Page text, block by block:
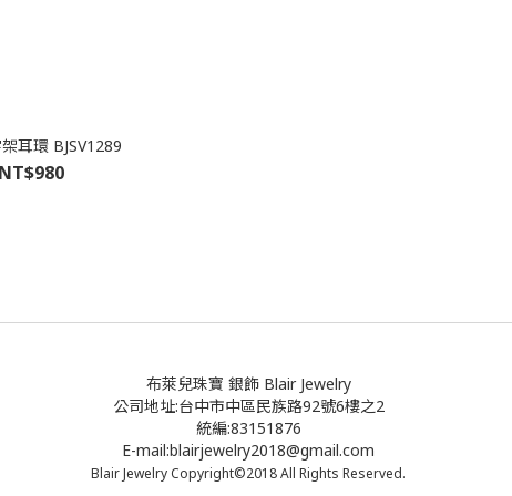
耳環 BJSV1289
NT$980
布萊兒珠寶 銀飾 Blair Jewelry
公司地址:台中市中區民族路92號6樓之2
統編:83151876
E-mail:blairjewelry2018@gmail.com
Blair Jewelry Copyright©2018 All Rights Reserved.